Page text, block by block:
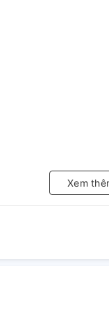
Xem